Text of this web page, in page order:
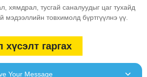
хямдрал, тусгай саналуудыг цаг тухайд
мэдээллийн товхимолд бүртгүүлнэ үү.
хүсэлт гаргах
Your Message